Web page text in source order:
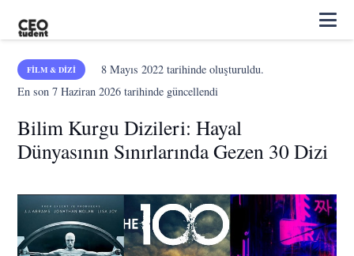
FILM & DIZI 8 Mayıs 2022tarihinde oluşturuldu.
En son7 Haziran 2026 tarihinde güncellendi
Bilim Kurgu Dizileri: Hayal
Dünyasının Sınırlarında Gezen 30 Dizi